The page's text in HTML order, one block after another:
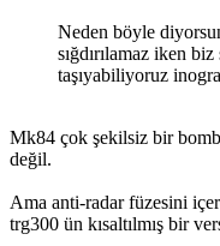
Neden böyle
sığdırılamaz iken
taşıyabiliyoruz
Mk84 çok şekilsiz bir
değil.
Ama anti-radar füzesini
trg300 ün kısaltılmış bir